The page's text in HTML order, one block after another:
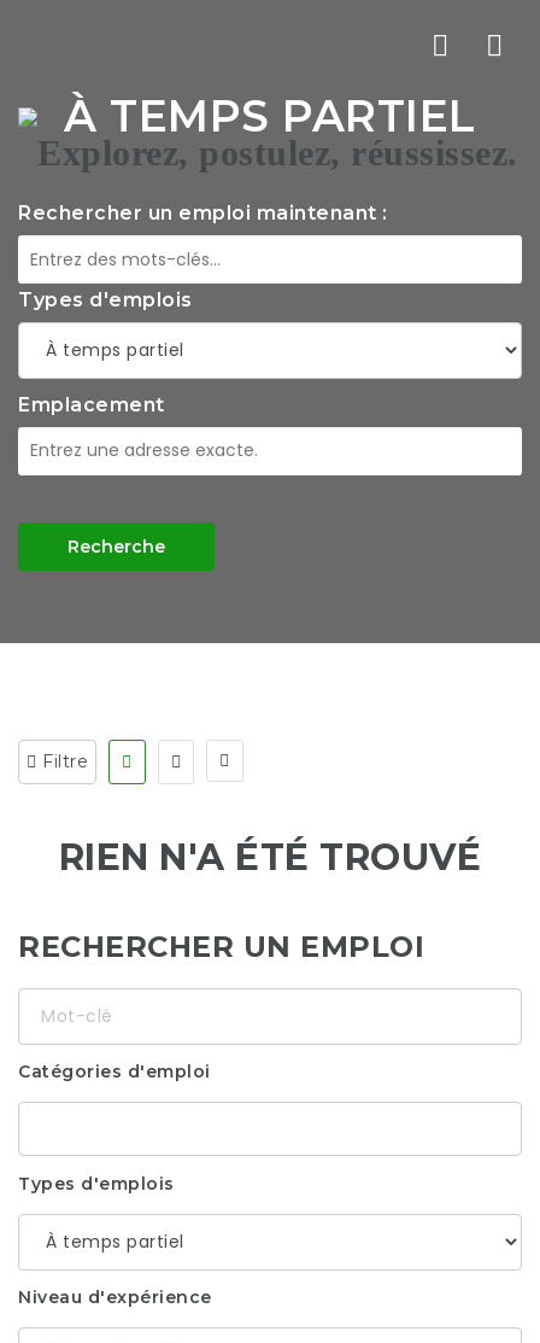
La
À TEMPS PARTIEL
Rechercher un emploi maintenant :
Types d'emplois
Emplacement
Recherche
Filtre
RIEN N'A ÉTÉ TROUVÉ
RECHERCHER UN EMPLOI
Mot-
clé
Catégories d'emploi
Types d'emplois
Niveau d'expérience